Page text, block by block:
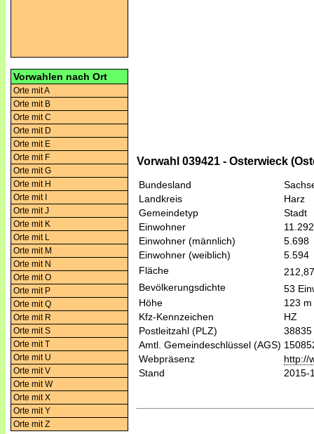
Vorwahlen nach Ort
Orte mit A
Orte mit B
Orte mit C
Orte mit D
Orte mit E
Orte mit F
Orte mit G
Orte mit H
Orte mit I
Orte mit J
Orte mit K
Orte mit L
Orte mit M
Orte mit N
Orte mit O
Orte mit P
Orte mit Q
Orte mit R
Orte mit S
Orte mit T
Orte mit U
Orte mit V
Orte mit W
Orte mit X
Orte mit Y
Orte mit Z
Vorwahl 039421 - Osterwieck
Bundesland
Landkreis
Harz
Gemeindetyp
Stadt
Einwohner
11.292
Einwohner (männlich)
5.698
Einwohner (weiblich)
5.594
Fläche
Bevölkerungsdichte
53
Höhe
123
Kfz-Kennzeichen
HZ
Postleitzahl (PLZ)
38835
Amtl. Gemeindeschlüssel (AGS)
Webpräsenz
http://
Stand
2015-